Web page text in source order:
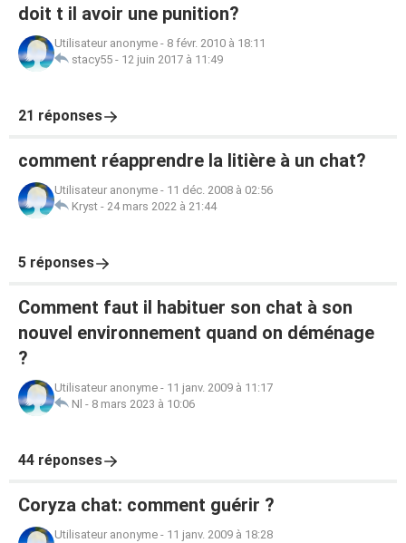
doit t il avoir une punition?
Utilisateur anonyme - 8 févr. 2010 à 18:11
stacy55 - 12 juin 2017 à 11:49
21 réponses
comment réapprendre la litière à un chat?
Utilisateur anonyme - 11 déc. 2008 à 02:56
Kryst - 24 mars 2022 à 21:44
5 réponses
Comment faut il habituer son chat à son
nouvel environnement quand on déménage
?
Utilisateur anonyme - 11 janv. 2009 à 11:17
Nl - 8 mars 2023 à 10:06
44 réponses
Coryza chat: comment guérir ?
Utilisateur anonyme - 11 janv. 2009 à 18:28